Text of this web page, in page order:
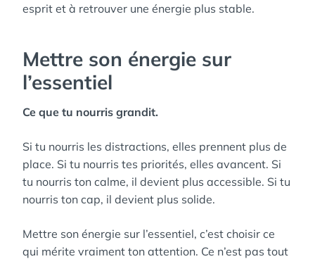
esprit et à retrouver une énergie plus stable.
Mettre son énergie sur
l’essentiel
Ce que tu nourris grandit.
Si tu nourris les distractions, elles prennent plus de
place. Si tu nourris tes priorités, elles avancent. Si
tu nourris ton calme, il devient plus accessible. Si tu
nourris ton cap, il devient plus solide.
Mettre son énergie sur l’essentiel, c’est choisir ce
qui mérite vraiment ton attention. Ce n’est pas tout